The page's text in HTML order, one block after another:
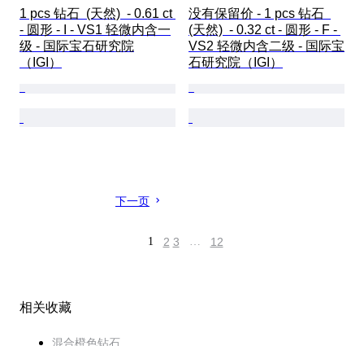
1 pcs 钻石  (天然)  - 0.61 ct
- 圆形 - I - VS1 轻微内含一
级 - 国际宝石研究院
（IGI）
没有保留价 - 1 pcs 钻石
(天然)  - 0.32 ct - 圆形 - F -
VS2 轻微内含二级 - 国际宝
石研究院（IGI）
下一页
1 2 3 … 12
相关收藏
混合橙色钻石